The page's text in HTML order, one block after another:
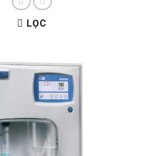
LỌC